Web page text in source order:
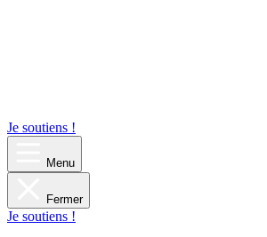
Je soutiens !
Menu
Fermer
Je soutiens !